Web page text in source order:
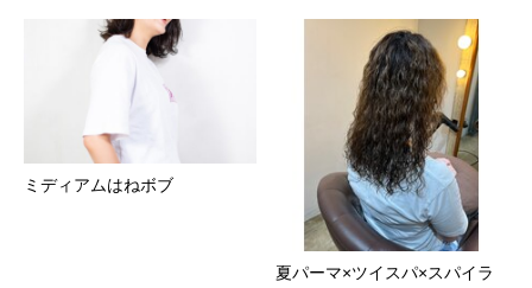
ミディアムはねボブ
夏パーマ×ツイスパ×スパイラ